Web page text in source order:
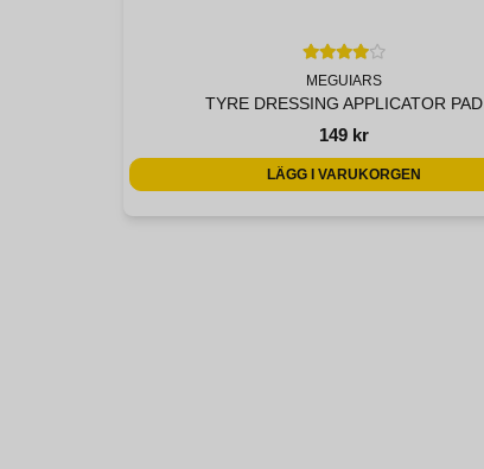
MEGUIARS
TYRE DRESSING APPLICATOR PAD
149 kr
LÄGG I VARUKORGEN